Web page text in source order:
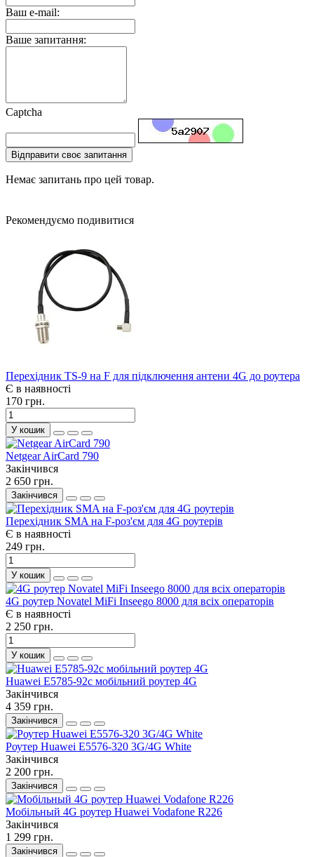
Ваш e-mail:
Ваше запитання:
Captcha
Відправити своє запитання
Немає запитань про цей товар.
Рекомендуємо подивитися
Перехідник TS-9 на F для підключення антени 4G до роутера
Є в наявності
170 грн.
У кошик
Netgear AirCard 790
Закінчився
2 650 грн.
Закінчився
Перехідник SMA на F-роз'єм для 4G роутерів
Є в наявності
249 грн.
У кошик
4G роутер Novatel MiFi Inseego 8000 для всіх операторів
Є в наявності
2 250 грн.
У кошик
Huawei E5785-92c мобільний роутер 4G
Закінчився
4 359 грн.
Закінчився
Роутер Huawei E5576-320 3G/4G White
Закінчився
2 200 грн.
Закінчився
Мобільный 4G роутер Huawei Vodafone R226
Закінчився
1 299 грн.
Закінчився